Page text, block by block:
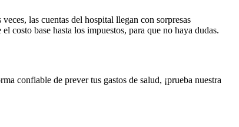
las cuentas del hospital llegan con sorpresas
costo base hasta los impuestos, para que no haya dudas.
confiable de prever tus gastos de salud, ¡prueba nuestra